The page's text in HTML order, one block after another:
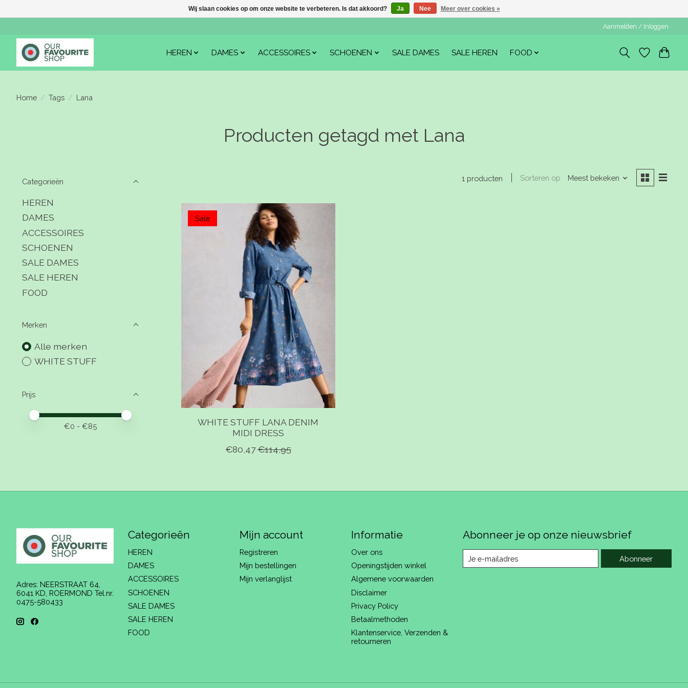
Aanmelden / Inloggen
HEREN DAMES ACCESSOIRES SCHOENEN SALE DAMES SALE HEREN FOOD
Home / Tags / Lana
Producten getagd met Lana
Categorieën
HEREN
DAMES
ACCESSOIRES
SCHOENEN
SALE DAMES
SALE HEREN
FOOD
Merken
Alle merken
WHITE STUFF
Prijs
Minimale prijswaarde
Price maximum value
€0 - €85
1 producten Sorteren op Meest bekeken
Sale
WHITE STUFF LANA DENIM
MIDI DRESS
€80,47€114,95
Adres: NEERSTRAAT 64,
6041 KD, ROERMOND Tel.nr.
0475-580433
Categorieën
HEREN
DAMES
ACCESSOIRES
SCHOENEN
SALE DAMES
SALE HEREN
FOOD
Mijn account
Registreren
Mijn bestellingen
Mijn verlanglijst
Informatie
Over ons
Openingstijden winkel
Algemene voorwaarden
Disclaimer
Privacy Policy
Betaalmethoden
Klantenservice, Verzenden &
retourneren
Abonneer je op onze nieuwsbrief
Abonneer
Wij slaan cookies op om onze website te verbeteren. Is dat akkoord? Ja Nee Meer over cookies »